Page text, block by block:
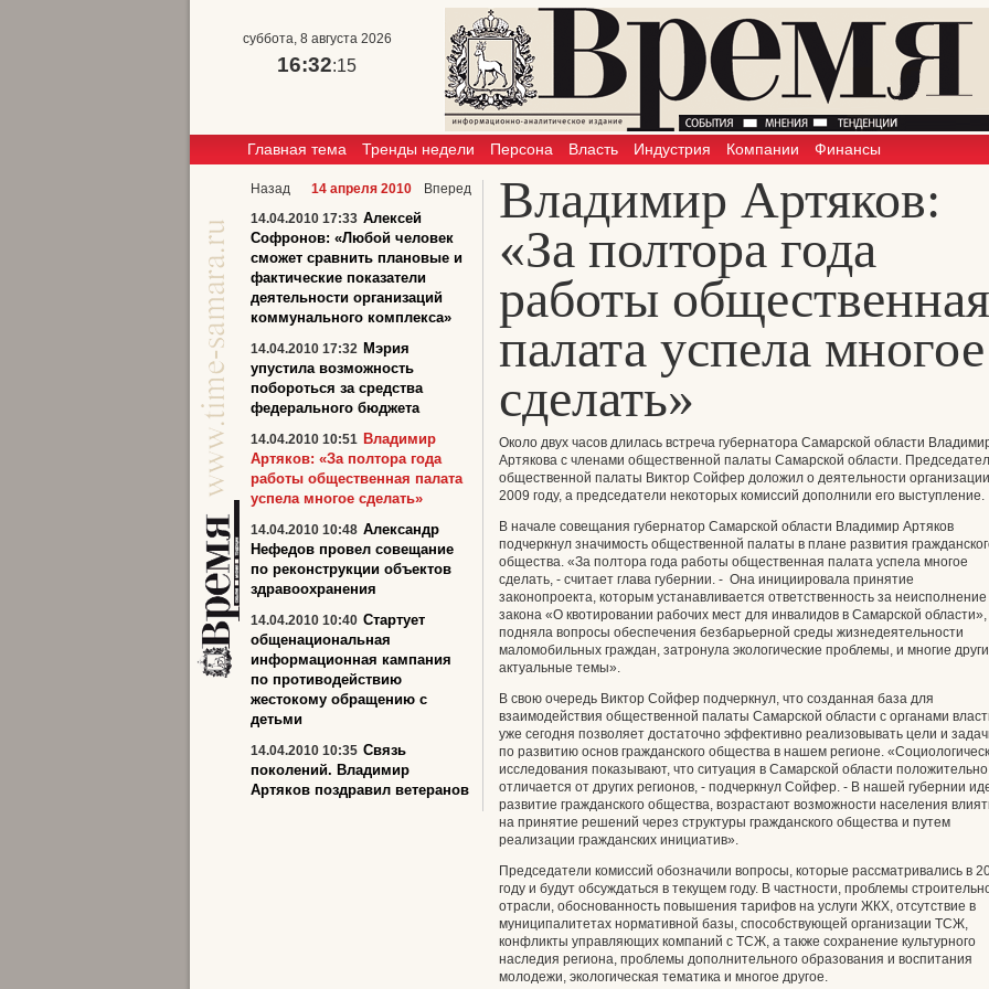
суббота, 8 августа 2026
16:32:15
Главная тема Тренды недели Персона Власть Индустрия Компании Финансы
Владимир Артяков:
«За полтора года
работы общественная
палата успела многое
сделать»
Около двух часов длилась встреча губернатора Самарской области
Артякова с членами общественной палаты Самарской области.
общественной палаты Виктор Сойфер доложил о деятельности
2009 году, а председатели некоторых комиссий дополнили его выступление.
В начале совещания губернатор Самарской области Владимир Артяков
подчеркнул значимость общественной палаты в плане развития
общества. «За полтора года работы общественная палата успела многое
сделать, - считает глава губернии. - Она инициировала принятие
законопроекта, которым устанавливается ответственность за неисполнение
закона «О квотировании рабочих мест для инвалидов в Самарской области»,
подняла вопросы обеспечения безбарьерной среды жизнедеятельности
маломобильных граждан, затронула экологические проблемы, и многие
актуальные темы».
В свою очередь Виктор Сойфер подчеркнул, что созданная база для
взаимодействия общественной палаты Самарской области с органами
уже сегодня позволяет достаточно эффективно реализовывать цели и
по развитию основ гражданского общества в нашем регионе.
исследования показывают, что ситуация в Самарской области положительно
отличается от других регионов, - подчеркнул Сойфер. - В нашей губернии
развитие гражданского общества, возрастают возможности населения
на принятие решений через структуры гражданского общества и путем
реализации гражданских инициатив».
Председатели комиссий обозначили вопросы, которые рассматривались в
году и будут обсуждаться в текущем году. В частности, проблемы
отрасли, обоснованность повышения тарифов на услуги ЖКХ, отсутствие в
муниципалитетах нормативной базы, способствующей организации ТСЖ,
конфликты управляющих компаний с ТСЖ, а также сохранение культурного
наследия региона, проблемы дополнительного образования и воспитания
молодежи, экологическая тематика и многое другое.
Назад 14 апреля 2010
Вперед
14.04.2010 17:33 Алексей
Софронов: «Любой человек
сможет сравнить плановые и
фактические показатели
деятельности организаций
коммунального комплекса»
14.04.2010 17:32 Мэрия
упустила возможность
побороться за средства
федерального бюджета
14.04.2010 10:51 Владимир
Артяков: «За полтора года
работы общественная палата
успела многое сделать»
14.04.2010 10:48 Александр
Нефедов провел совещание
по реконструкции объектов
здравоохранения
14.04.2010 10:40 Стартует
общенациональная
информационная кампания
по противодействию
жестокому обращению с
детьми
14.04.2010 10:35 Связь
поколений. Владимир
Артяков поздравил ветеранов